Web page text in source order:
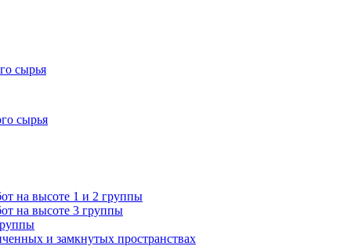
сырья
на высоте 1 и 2 группы
на высоте 3 группы
и замкнутых пространствах
сырья